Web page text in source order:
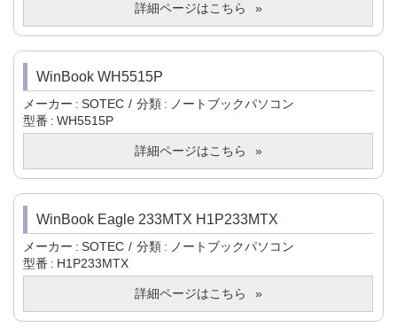
詳細ページはこちら
WinBook WH5515P
メーカー SOTEC 分類
ノートブックパソコン
型番
WH5515P
詳細ページはこちら
WinBook Eagle 233MTX H1P233MTX
メーカー SOTEC 分類
ノートブックパソコン
型番
H1P233MTX
詳細ページはこちら